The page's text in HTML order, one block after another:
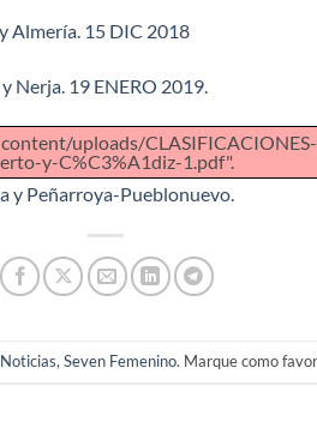
Almería. 15 DIC 2018
Nerja. 19 ENERO 2019.
uploads/
y-C%C3%A1diz-1.pdf".
y Peñarroya-Pueblonuevo.
Noticias,Seven Femenino. Marque como